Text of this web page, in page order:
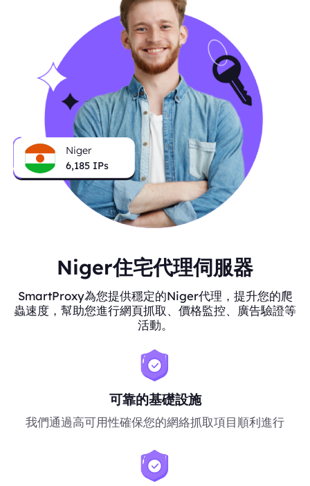
Niger
6,185 IPs
Niger住宅代理伺服器
SmartProxy為您提供穩定的Niger代理，提升您的爬
蟲速度，幫助您進行網頁抓取、價格監控、廣告驗證等
活動。
可靠的基礎設施
我們通過高可用性確保您的網絡抓取項目順利進行